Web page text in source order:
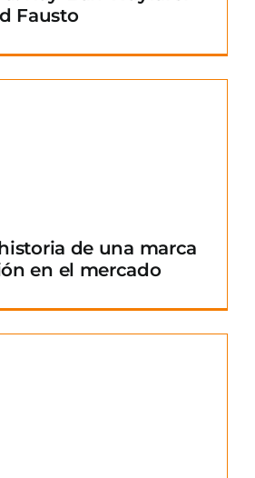
Fausto
de una marca
en el mercado